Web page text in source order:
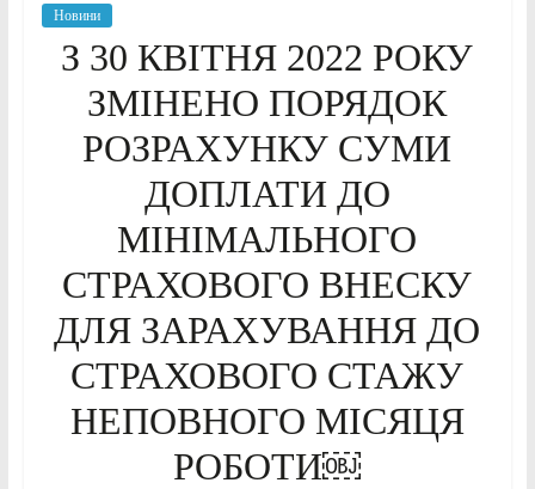
Новини
З 30 КВІТНЯ 2022 РОКУ
ЗМІНЕНО ПОРЯДОК
РОЗРАХУНКУ СУМИ
ДОПЛАТИ ДО
МІНІМАЛЬНОГО
СТРАХОВОГО ВНЕСКУ
ДЛЯ ЗАРАХУВАННЯ ДО
СТРАХОВОГО СТАЖУ
НЕПОВНОГО МІСЯЦЯ
РОБОТИ￼